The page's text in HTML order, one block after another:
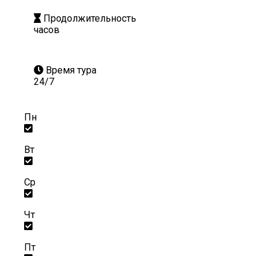
Продолжительность
часов
Время тура
24/7
Пн
Вт
Ср
Чт
Пт